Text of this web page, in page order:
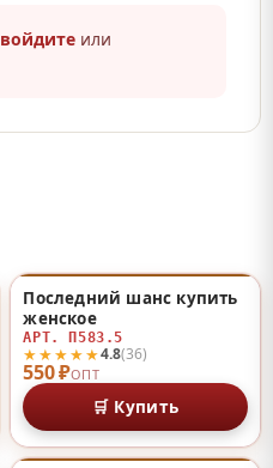
войдите или
♡
550 ₽ОПТ
★★★★★4.8(36)
Последний шанс купить
женское
АРТ. П583.5
🛒 Купить